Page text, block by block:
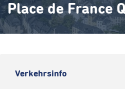
Place de France
Verkehrsinfo